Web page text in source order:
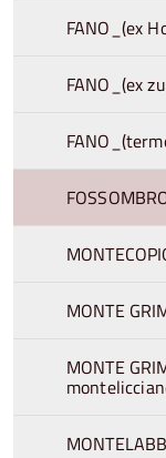
FANO_(ex
FANO_(ex
MONTE
MONTE